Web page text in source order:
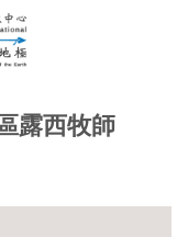
露西牧師